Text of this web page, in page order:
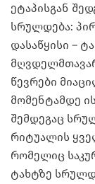
ეტაპისგან
სრულდება:
დასაწყისი –
წევრები
მომენტამდე
შემდეგაც
რიტუალის
რომელიც
ტახტზე